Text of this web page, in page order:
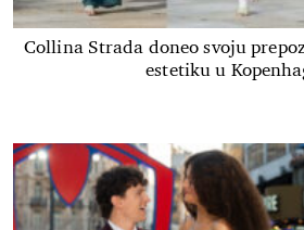
Collina Strada doneo svoju
estetiku u